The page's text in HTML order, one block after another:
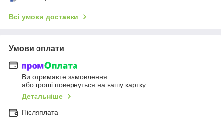
Всі умови доставки
Умови оплати
Ви отримаєте замовлення
або гроші повернуться на вашу картку
Детальніше
Післяплата